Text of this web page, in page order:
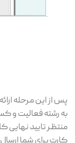
پس از این مرحله
به رشته فعالیت و
منتظر تایید نهایی